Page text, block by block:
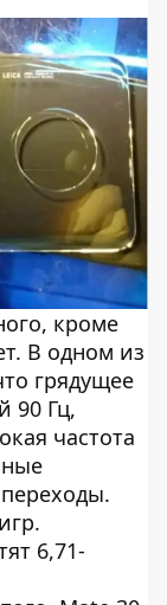
кроме
В одном из
грядущее
90 Гц,
частота
6,71-